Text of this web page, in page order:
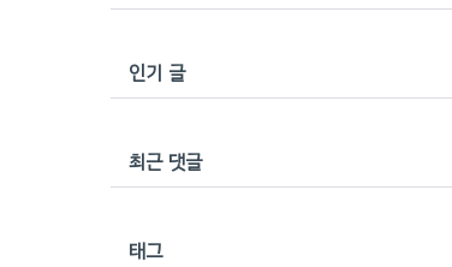
인기 글
최근 댓글
태그